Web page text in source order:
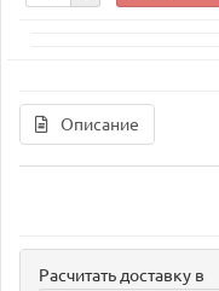
Описание
Расчитать доставку в